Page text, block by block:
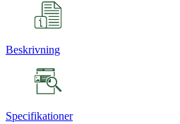
Beskrivning
Specifikationer